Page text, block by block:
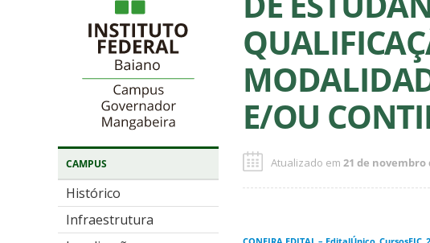
CAMPUS
Histórico
Infraestrutura
E/OU
Atualizado em 21 de novembro